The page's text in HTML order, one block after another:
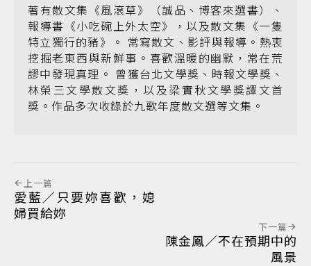
著有散文集《風滾草》（誠品、博客來選書）、
報導書《小吃碗上外太空》，以及散文集《一隻
特立獨行的豬》。 常寫散文、影評與報導。熱衷
挖掘老東西與新鮮事。喜歡溫暖的幽默，常在荒
謬中發現真理。 曾獲台北文學獎、時報文學獎、
林榮三文學散文獎，以及梁實秋文學獎譯文首
獎。作品多次收錄於九歌年度散文選等文集。
上一篇
愛藍／只要妳喜歡，媳
婦買給妳
下一篇
陳金鳳／不在預期中的
風景